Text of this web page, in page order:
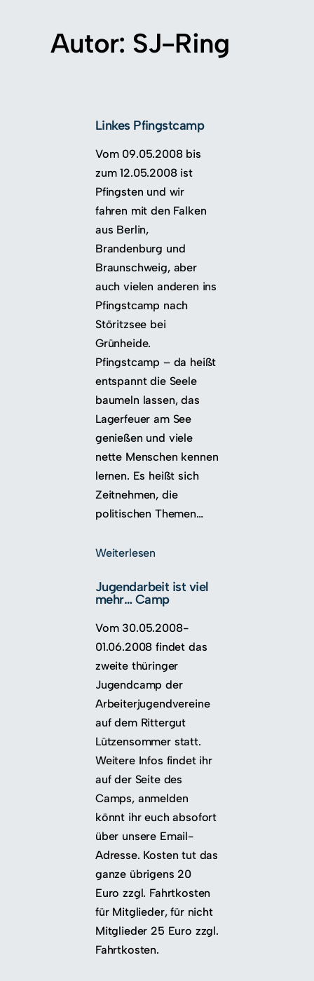
springenAutor: SJ-Ring
Linkes Pfingstcamp
Vom 09.05.2008 bis
zum 12.05.2008 ist
Pfingsten und wir
fahren mit den Falken
aus Berlin,
Brandenburg und
Braunschweig, aber
auch vielen anderen ins
Pfingstcamp nach
Störitzsee bei
Grünheide.
Pfingstcamp – da heißt
entspannt die Seele
baumeln lassen, das
Lagerfeuer am See
genießen und viele
nette Menschen kennen
lernen. Es heißt sich
Zeitnehmen, die
politischen Themen…
Weiterlesen
Jugendarbeit ist viel
mehr… Camp
Vom 30.05.2008-
01.06.2008 findet das
zweite thüringer
Jugendcamp der
Arbeiterjugendvereine
auf dem Rittergut
Lützensommer statt.
Weitere Infos findet ihr
auf der Seite des
Camps, anmelden
könnt ihr euch absofort
über unsere Email-
Adresse. Kosten tut das
ganze übrigens 20
Euro zzgl. Fahrtkosten
für Mitglieder, für nicht
Mitglieder 25 Euro zzgl.
Fahrtkosten.